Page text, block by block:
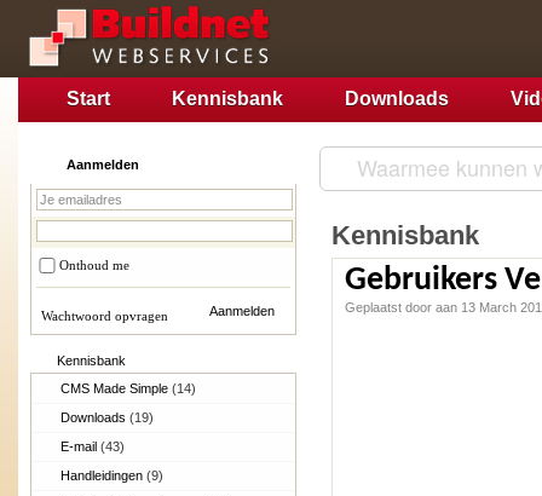
Start Kennisbank Downloads
Aanmelden
Onthoud me
Wachtwoord opvragen
Kennisbank
CMS Made Simple(14)
Downloads(19)
E-mail(43)
Handleidingen(9)
Kennisbank
Gebruikers
Geplaatst door aan 13 March